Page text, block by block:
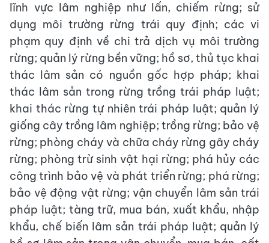
lĩnh vực lâm nghiệp như lấn, chiếm rừng; sử
dụng môi trường rừng trái quy định; các vi
phạm quy định về chi trả dịch vụ môi trường
rừng; quản lý rừng bền vững; hồ sơ, thủ tục khai
thác lâm sản có nguồn gốc hợp pháp; khai
thác lâm sản trong rừng trồng trái pháp luật;
khai thác rừng tự nhiên trái pháp luật; quản lý
giống cây trồng lâm nghiệp; trồng rừng; bảo vệ
rừng; phòng cháy và chữa cháy rừng gây cháy
rừng; phòng trừ sinh vật hại rừng; phá hủy các
công trình bảo vệ và phát triển rừng; phá rừng;
bảo vệ động vật rừng; vận chuyển lâm sản trái
pháp luật; tàng trữ, mua bán, xuất khẩu, nhập
khẩu, chế biến lâm sản trái pháp luật; quản lý